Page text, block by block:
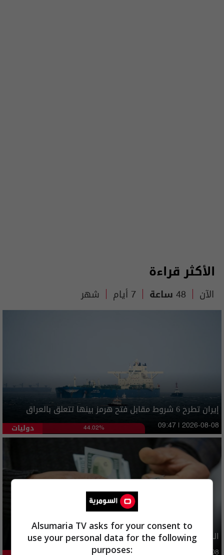
الأكثر قراءة
الآن 48 ساعة 7 أيام شهر
إيران تطرح 6 شروط مقابل فتح هرمز بينها تتعلق بالعراق
دوليات 44.02% 09:47 | 2026-08-08
الدولار ينخفض اليوم.. الأسعار مقاربة لـ 150 الفا
04:08 | 2026-08-08
Alsumaria TV asks for your consent to
use your personal data for the following
purposes: